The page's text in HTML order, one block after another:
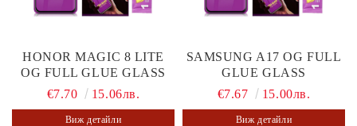
HONOR MAGIC 8 LITE
OG FULL GLUE GLASS
€7.70
15.06лв.
Виж детайли
SAMSUNG A17 OG FULL
GLUE GLASS
€7.67
15.00лв.
Виж детайли